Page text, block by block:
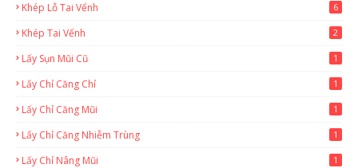
Khép Lỗ Tai Vểnh 6
Khép Tai Vểnh 2
Lấy Sụn Mũi Cũ 1
Lấy Chỉ Căng Chỉ 1
Lấy Chỉ Căng Mũi 1
Lấy Chỉ Căng Nhiễm Trùng 1
Lấy Chỉ Nâng Mũi 1